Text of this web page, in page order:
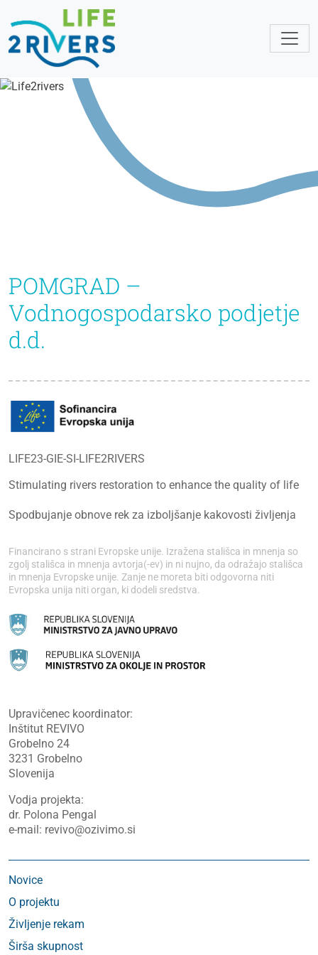
POMGRAD –
Vodnogospodarsko podjetje
d.d.
LIFE23-GIE-SI-LIFE2RIVERS
Stimulating rivers restoration to enhance the quality of life
Spodbujanje obnove rek za izboljšanje kakovosti življenja
Financirano s strani Evropske unije. Izražena stališca in mnenja so
zgolj stališca in mnenja avtorja(-ev) in ni nujno, da odražajo stališca
in mnenja Evropske unije. Zanje ne moreta biti odgovorna niti
Evropska unija niti organ, ki dodeli sredstva.
Upravičenec koordinator:
Inštitut REVIVO
Grobelno 24
3231 Grobelno
Slovenija
Vodja projekta:
dr. Polona Pengal
e-mail: revivo@ozivimo.si
Novice
O projektu
Življenje rekam
Širša skupnost